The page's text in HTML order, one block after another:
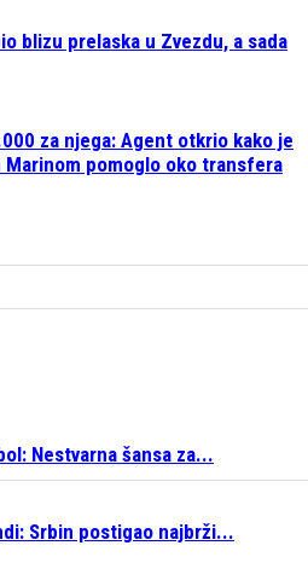
blizu prelaska u Zvezdu, a sada
za njega: Agent otkrio kako je
pomoglo oko transfera
Nestvarna šansa za...
Srbin postigao najbrži...